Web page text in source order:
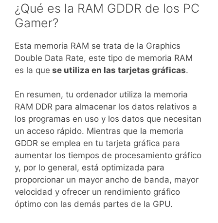
¿Qué es la RAM GDDR de los PC
Gamer?
Esta memoria RAM se trata de la Graphics
Double Data Rate, este tipo de memoria RAM
es la que se utiliza en las tarjetas gráficas.
En resumen, tu ordenador utiliza la memoria
RAM DDR para almacenar los datos relativos a
los programas en uso y los datos que necesitan
un acceso rápido. Mientras que la memoria
GDDR se emplea en tu tarjeta gráfica para
aumentar los tiempos de procesamiento gráfico
y, por lo general, está optimizada para
proporcionar un mayor ancho de banda, mayor
velocidad y ofrecer un rendimiento gráfico
óptimo con las demás partes de la GPU.